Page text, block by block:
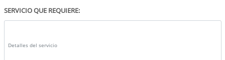
SERVICIO QUE REQUIERE: